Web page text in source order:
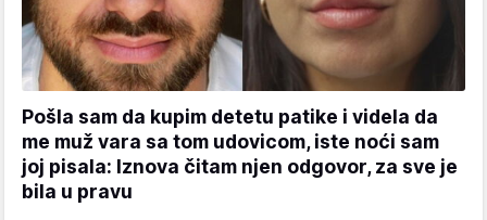
Pošla sam da kupim detetu patike i videla da
me muž vara sa tom udovicom, iste noći sam
joj pisala: Iznova čitam njen odgovor, za sve je
bila u pravu